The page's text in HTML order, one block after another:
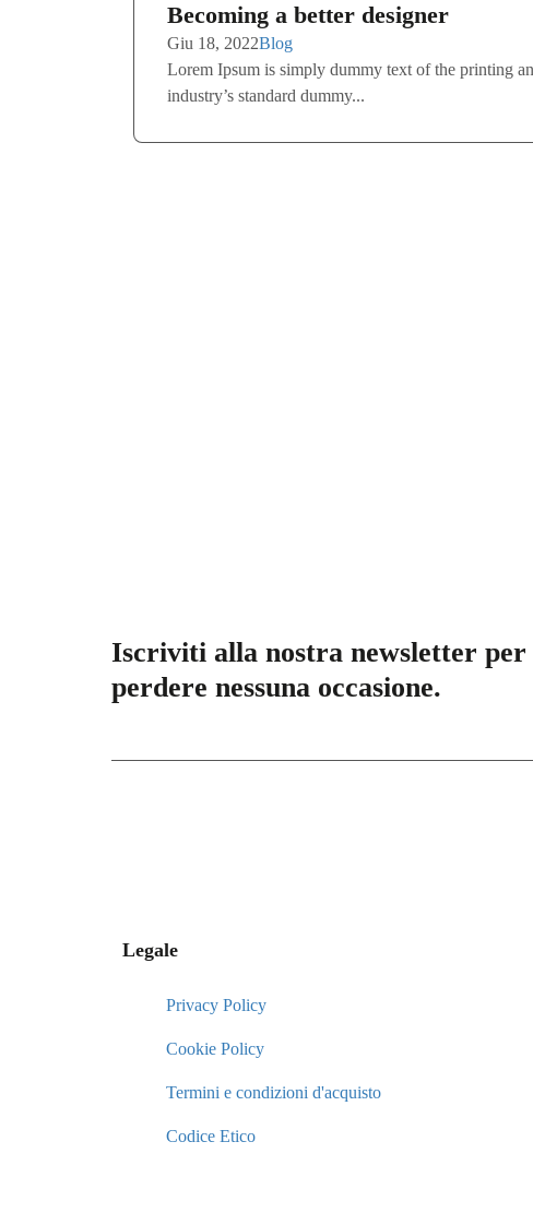
Becoming a better designer
Giu 18, 2022Blog
Lorem Ipsum is simply dummy text of the printing
industry’s standard dummy...
Iscriviti alla nostra newsletter per
perdere nessuna occasione.
Legale
Privacy Policy
Cookie Policy
Termini e condizioni d'acquisto
Codice Etico